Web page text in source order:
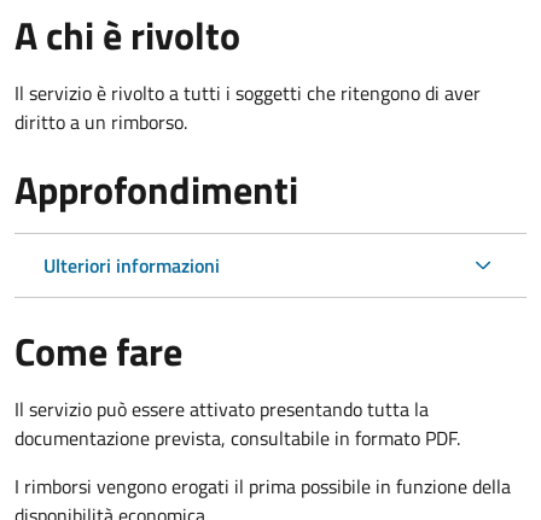
A chi è rivolto
Il servizio è rivolto a tutti i soggetti che ritengono di aver
diritto a un rimborso.
Approfondimenti
Ulteriori informazioni
Come fare
Il servizio può essere attivato presentando tutta la
documentazione prevista, consultabile in formato PDF.
I rimborsi vengono erogati il prima possibile in funzione della